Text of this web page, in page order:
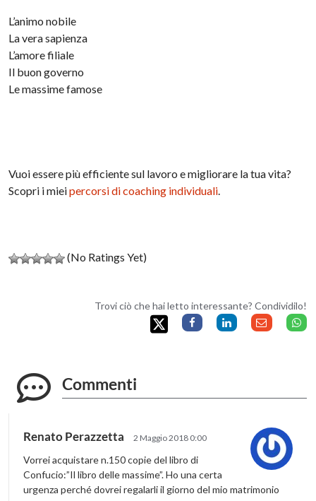
L’animo nobile
La vera sapienza
L’amore filiale
Il buon governo
Le massime famose
Vuoi essere più efficiente sul lavoro e migliorare la tua vita?
Scopri i mieipercorsi di coaching individuali.
(No Ratings Yet)
Trovi ciò che hai letto interessante? Condividilo!
Commenti
Renato Perazzetta 2 Maggio 2018 0:00
Vorrei acquistare n.150 copie del libro di
Confucio:”Il libro delle massime”. Ho una certa
urgenza perché dovrei regalarli il giorno del mio matrimonio